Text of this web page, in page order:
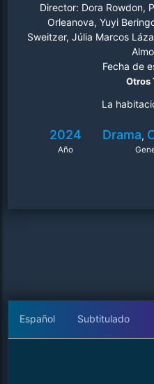
Director: Dora Rowdon,
Orleanova, Yuyi
Sweitzer, Júlia Marcos
Fecha de
Otros
La
2024
Año
Drama,
Español Subtitulado